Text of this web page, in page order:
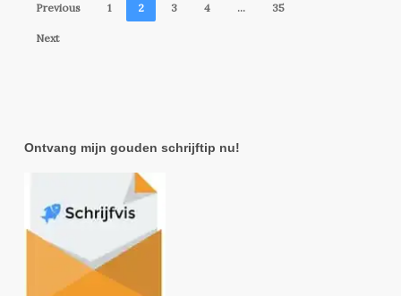
Previous 1 2 3 4 … 35
Next
Ontvang mijn gouden schrijftip nu!